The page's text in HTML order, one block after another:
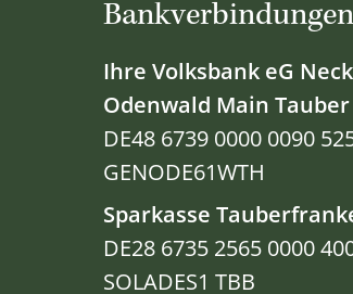
Bankverbindungen
Ihre Volksbank eG
Odenwald Main Tauber
DE48 6739 0000 0090
GENODE61WTH
Sparkasse
DE28 6735 2565 0000
SOLADES1 TBB